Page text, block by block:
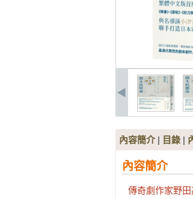
內容簡介| 目錄 |
內容簡介
傳奇劇作家野